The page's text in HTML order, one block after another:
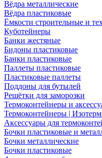
Вёдра металлические
Вёдра пластиковые
Ёмкости строительные и
Куботейнеры
Банки жестяные
Бидоны пластиковые
Банки пластиковые
Паллеты пластиковые
Пластиковые паллеты
Поддоны для бутылей
Решётки для заморозки
Термоконтейнеры и
Термоконтейнеры |
Аксессуары для
Бочки пластиковые и
Бочки металлические
Бочки пластиковые